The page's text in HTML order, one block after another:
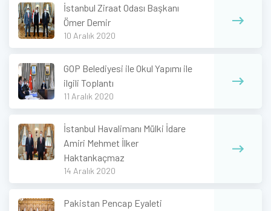
İstanbul Ziraat Odası Başkanı
Ömer Demir
10 Aralık 2020
GOP Belediyesi ile Okul Yapımı ile
ilgili Toplantı
11 Aralık 2020
İstanbul Havalimanı Mülki İdare
Amiri Mehmet İlker
Haktankaçmaz
14 Aralık 2020
Pakistan Pencap Eyaleti